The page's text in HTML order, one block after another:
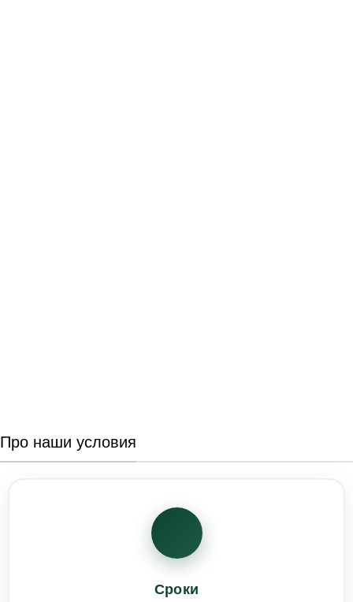
Про наши условия
Сроки